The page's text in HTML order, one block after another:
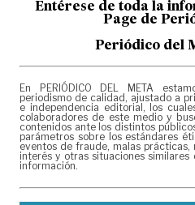
Entérese de toda la
Page de
Periódico del
En PERIÓDICO DEL META
periodismo de calidad, ajustado a
e independencia editorial, los
colaboradores de este medio y
contenidos ante los distintos
parámetros sobre los estándares
eventos de fraude, malas
interés y otras situaciones
información.